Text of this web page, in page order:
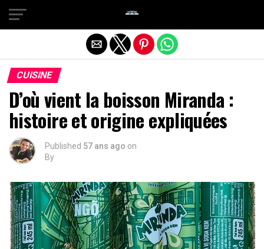
CUISINE
D’où vient la boisson Miranda :
histoire et origine expliquées
Published 57 ans ago on
By
Quitter la version mobile